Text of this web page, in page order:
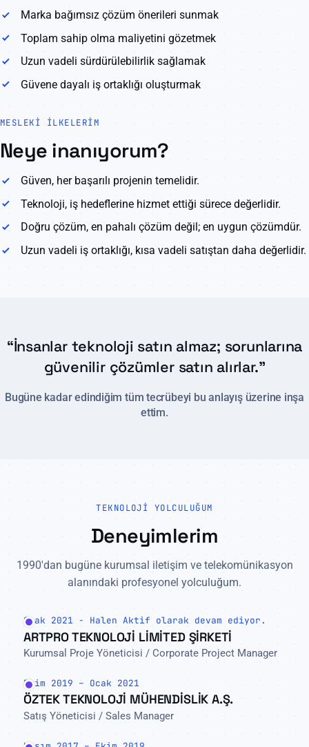
Marka bağımsız çözüm önerileri sunmak
Toplam sahip olma maliyetini gözetmek
Uzun vadeli sürdürülebilirlik sağlamak
Güvene dayalı iş ortaklığı oluşturmak
MESLEKI İLKELERIM
Neye inanıyorum?
Güven, her başarılı projenin temelidir.
Teknoloji, iş hedeflerine hizmet ettiği sürece değerlidir.
Doğru çözüm, en pahalı çözüm değil; en uygun çözümdür.
Uzun vadeli iş ortaklığı, kısa vadeli satıştan daha değerlidir.
“İnsanlar teknoloji satın almaz; sorunlarına
güvenilir çözümler satın alırlar.”
Bugüne kadar edindiğim tüm tecrübeyi bu anlayış üzerine inşa
ettim.
TEKNOLOJI YOLCULUĞUM
Deneyimlerim
1990'dan bugüne kurumsal iletişim ve telekomünikasyon
alanındaki profesyonel yolculuğum.
Ocak 2021 - Halen Aktif olarak devam ediyor.
ARTPRO TEKNOLOJİ LİMİTED ŞİRKETİ
Kurumsal Proje Yöneticisi / Corporate Project Manager
Ekim 2019 – Ocak 2021
ÖZTEK TEKNOLOJİ MÜHENDİSLİK A.Ş.
Satış Yöneticisi / Sales Manager